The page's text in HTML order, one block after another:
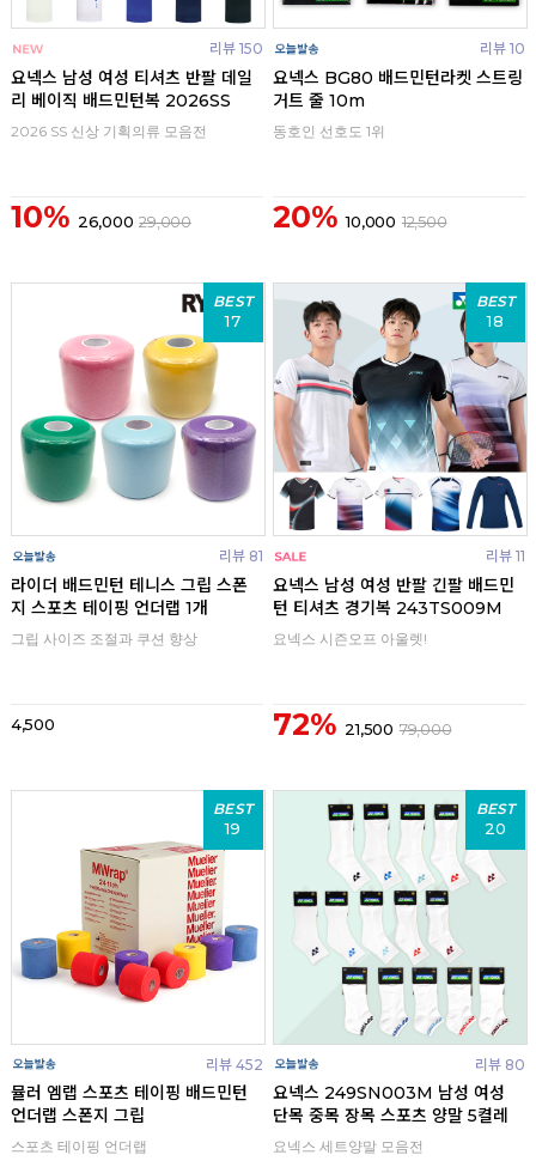
리뷰 150
요넥스 남성 여성 티셔츠 반팔 데일
리 베이직 배드민턴복 2026SS
2026 SS 신상 기획의류 모음전
10% 26,000 29,000
리뷰 10
요넥스 BG80 배드민턴라켓 스트링
거트 줄 10m
동호인 선호도 1위
20% 10,000 12,500
BEST
17
리뷰 81
라이더 배드민턴 테니스 그립 스폰
지 스포츠 테이핑 언더랩 1개
그립 사이즈 조절과 쿠션 향상
4,500
BEST
18
리뷰 11
요넥스 남성 여성 반팔 긴팔 배드민
턴 티셔츠 경기복 243TS009M
요넥스 시즌오프 아울렛!
72% 21,500 79,000
BEST
19
리뷰 452
뮬러 엠랩 스포츠 테이핑 배드민턴
언더랩 스폰지 그립
스포츠 테이핑 언더랩
BEST
20
리뷰 80
요넥스 249SN003M 남성 여성
단목 중목 장목 스포츠 양말 5켤레
요넥스 세트양말 모음전